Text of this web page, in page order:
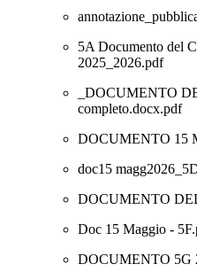
5A Documento del
2025_2026.pdf
_DOCUMENTO
completo.docx.pdf
DOCUMENTO 15
doc15
DOCUMENTO
Doc 15 Maggio -
DOCUMENTO 5G